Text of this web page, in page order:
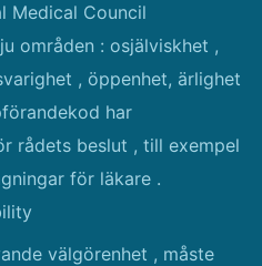
Medical Council
områden : osjälviskhet ,
, öppenhet, ärlighet
har
rådets beslut , till exempel
för läkare .
välgörenhet , måste